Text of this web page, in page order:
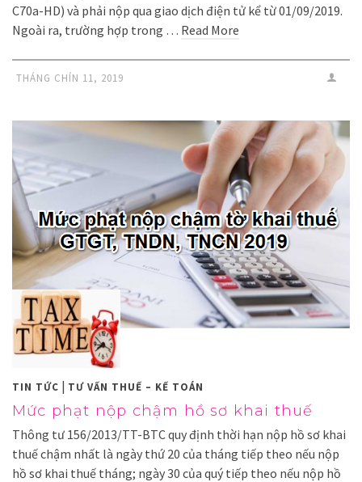
C70a-HD) và phải nộp qua giao dịch điện tử kể từ 01/09/2019.
Ngoài ra, trường hợp trong … Read More
THÁNG CHÍN 11, 2019
TIN TỨC | TƯ VẤN THUẾ – KẾ TOÁN
Mức phạt nộp chậm hồ sơ khai thuế
Thông tư 156/2013/TT-BTC quy định thời hạn nộp hồ sơ khai
thuế chậm nhất là ngày thứ 20 của tháng tiếp theo nếu nộp
hồ sơ khai thuế tháng; ngày 30 của quý tiếp theo nếu nộp hồ